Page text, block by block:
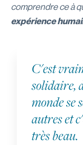
comprendre ce à
expérience
C'est
solidaire,
monde se
autres et
très beau.